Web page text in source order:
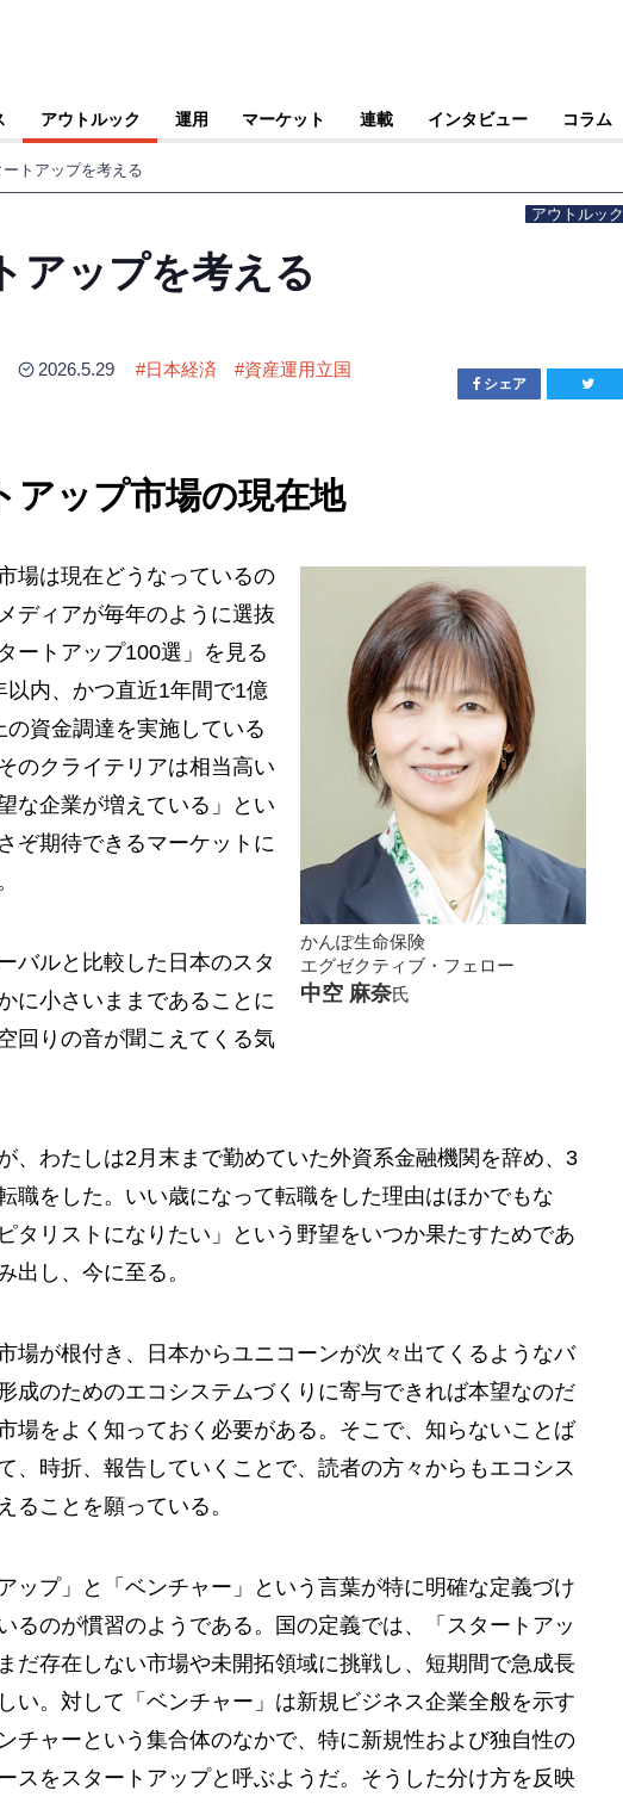
アウトルック 運用 マーケット 連載 インタビュー コラム
ートアップを考える
アウトルック
アップを考える
2026.5.29 #日本経済 #資産運用立国
シェア
アップ市場の現在地
かんぽ生命保険
エグゼクティブ・フェロー
中空 麻奈氏
場は現在どうなっているの
ディアが毎年のように選抜
ートアップ100選」を見る
以内、かつ直近1年間で1億
資金調達を実施している
のクライテリアは相当高い
な企業が増えている」とい
ぞ期待できるマーケットに
バルと比較した日本のスタ
に小さいままであることに
回りの音が聞こえてくる気
、わたしは2月末まで勤めていた外資系金融機関を辞め、3
職をした。いい歳になって転職をした理由はほかでもな
タリストになりたい」という野望をいつか果たすためであ
出し、今に至る。
場が根付き、日本からユニコーンが次々出てくるようなバ
成のためのエコシステムづくりに寄与できれば本望なのだ
場をよく知っておく必要がある。そこで、知らないことば
、時折、報告していくことで、読者の方々からもエコシス
ることを願っている。
ップ」と「ベンチャー」という言葉が特に明確な定義づけ
るのが慣習のようである。国の定義では、「スタートアッ
だ存在しない市場や未開拓領域に挑戦し、短期間で急成長
い。対して「ベンチャー」は新規ビジネス企業全般を示す
チャーという集合体のなかで、特に新規性および独自性の
スをスタートアップと呼ぶようだ。そうした分け方を反映